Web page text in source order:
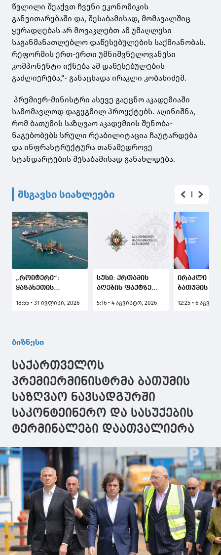
წვლილი შეაქვთ ჩვენი ეკონომიკის
განვითარებაში და, შესაბამისად, მომავალშიც
ყურადღებას არ მოვაკლებთ ამ უმაღლესი
საგანმანათლებლო დაწესებულების საქმიანობას.
რეფორმის ერთ-ერთი უმნიშვნელოვანესი
კომპონენტი იქნება ამ დაწესებულების
გაძლიერება,“- განაცხადა ირაკლი კობახიძემ.
პრემიერ-მინისტრი ასევე გაეცნო აკადემიაში
სამომავლოდ დაგეგმილ პროექტებს. აღინიშნა,
რომ ბათუმის საზღვაო აკადემიის შენობა-
ნაგებობებს სრული რეაბილიტაცია ჩაუტარდება
და ინფრასტრუქტურა თანამედროვე
სტანდარტების შესაბამისად განახლდება.
მსგავსი სიახლეები
„როიტერი“:
ყაზახეთის
ნავთობსაბადოს
პირველად
განაახლა
ექსპორტი
ბათუმის პორტის
გავლით
18:55 • 31 ივლისი, 2026
სუსი: ქრთამის
აღების ფაქტზე
"ბათუმის
5:16 • 4 აგვისტო, 2026
ირაკლი
ბათუმის
საპორტო
12:25 • 6
ბიზნესი
საქართველოს
პრემიერმინისტრმა ბათუმის
საზღვაო ნავსადგურში
საკონტეინერო და სასუქების
ტერმინალები დაათვალიერა